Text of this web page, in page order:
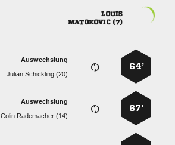

 
64’
Auswechslung
  
67’
Auswechslung
  